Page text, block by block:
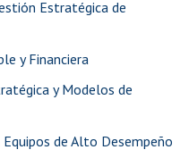
os
Estratégica de
y Financiera
y Modelos de
de Alto Desempeño